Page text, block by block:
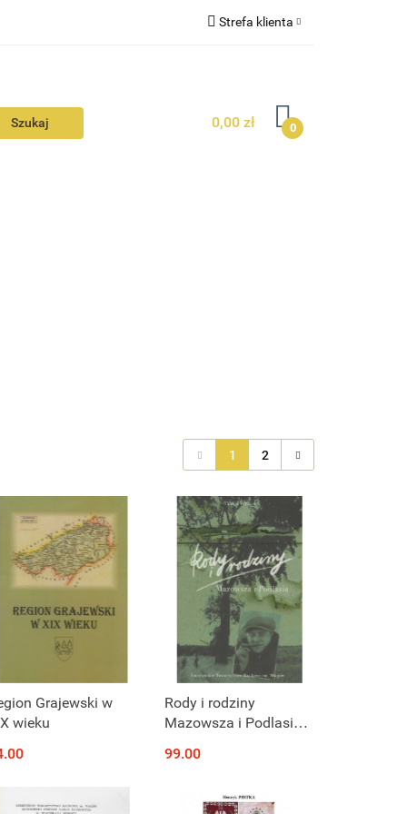
Strefa klienta
Dodaj zgłoszenie
0,00 zł 0
1 2
Grajewski w
wieku
Rody i rodziny
Mazowsza i Podlasia.
99.00